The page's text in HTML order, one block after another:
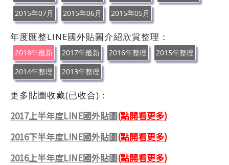
2015年07月
2015年06月 2015年05月
年度匯整LINE國外貼圖介紹欣賞整理：
2018年最新 2017年最新 2016年整理
2015年整理
2014年整理
2013年整理
更多貼圖收藏(已收合)：
2017上半年度LINE國外貼圖(點開看更多)
2016下半年度LINE國外貼圖(點開看更多)
2016上半年度LINE國外貼圖(點開看更多)